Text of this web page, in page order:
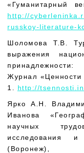
«Гуманитарный
http://
russkoy-literature-
Шоломова Т.В.
выражения
Журнал
1. http://
Ярко А.Н.
Иванова
научных
исследования